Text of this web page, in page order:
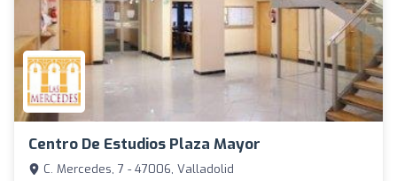
Centro De Estudios Plaza Mayor
C. Mercedes, 7 - 47006, Valladolid